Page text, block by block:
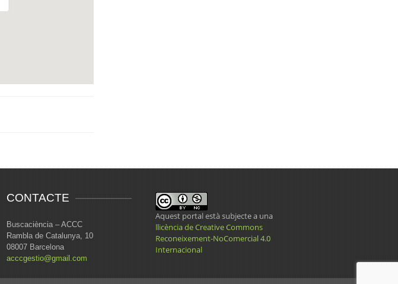
CONTACTE
Buscaciència – ACCC
Rambla de Catalunya, 10
08007 Barcelona
acccgestio@gmail.com
Aquest portal està subjecte a una
llicència de Creative Commons
Reconeixement-NoComercial 4.0
Internacional